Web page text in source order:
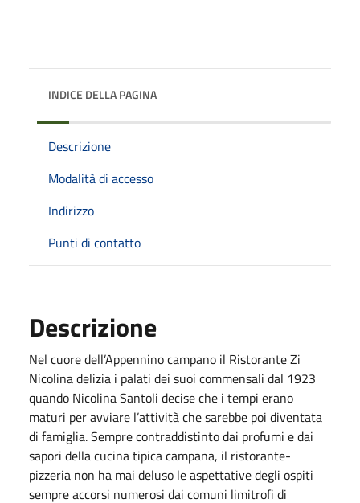
INDICE DELLA PAGINA
Descrizione
Modalità di accesso
Indirizzo
Punti di contatto
Descrizione
Nel cuore dell’Appennino campano il Ristorante Zi
Nicolina delizia i palati dei suoi commensali dal 1923
quando Nicolina Santoli decise che i tempi erano
maturi per avviare l’attività che sarebbe poi diventata
di famiglia. Sempre contraddistinto dai profumi e dai
sapori della cucina tipica campana, il ristorante-
pizzeria non ha mai deluso le aspettative degli ospiti
sempre accorsi numerosi dai comuni limitrofi di